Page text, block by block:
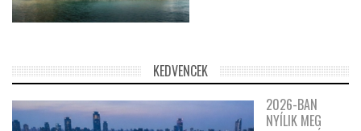
KEDVENCEK
2026-BAN
NYÍLIK MEG